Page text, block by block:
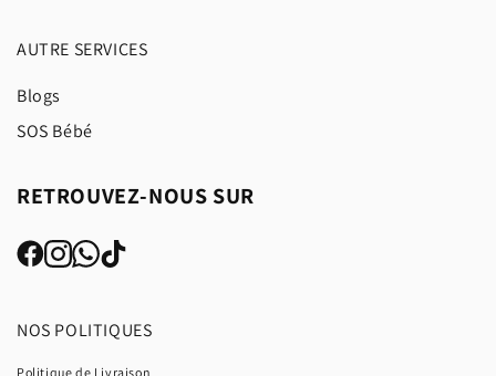
AUTRE SERVICES
Blogs
SOS Bébé
RETROUVEZ-NOUS SUR
NOS POLITIQUES
Politique de Livraison